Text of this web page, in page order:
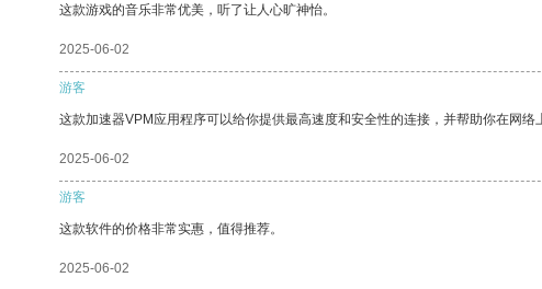
这款游戏的音乐非常优美，听了让人心旷神怡。
2025-06-02
游客
这款加速器VPM应用程序可以给你提供最高速度和安全性的连接，并帮助你在网络
2025-06-02
游客
这款软件的价格非常实惠，值得推荐。
2025-06-02